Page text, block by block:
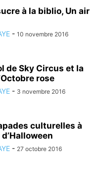
GUERRE HANDICAP
JUSTICE L'ACTU PAR LA PHOTO
MÉDICAL
PRÉSIDENTIELLES PRESSE
REPAS REPORTAGE VIDÉO
à la biblio, Un air
- 10 novembre 2016
de Sky Circus et la
rose
- 3 novembre 2016
culturelles à
- 27 octobre 2016